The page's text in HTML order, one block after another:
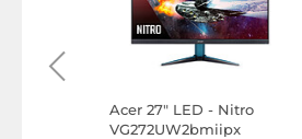
Acer 27" LED - Nitro
VG272UW2bmiipx